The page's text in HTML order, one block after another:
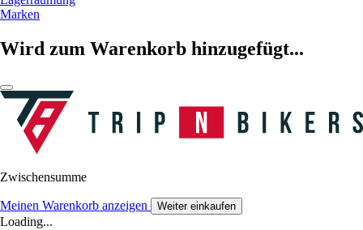
Marken
Wird zum Warenkorb hinzugefügt...
Zwischensumme
Meinen Warenkorb anzeigen Weiter einkaufen
Loading...